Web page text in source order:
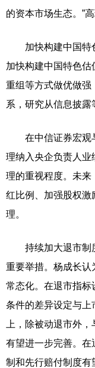
的资本市场生态。”高
加快构建中国特色
加快构建中国特色
重组等方式做优做强
系，研究从信息披露
在中信证券宏观与
理纳入央企负责人业
理的重视程度。未来
红比例、加强股权激
理。
持续加大退市制度
重要举措。杨成长
常态化。在退市指标
条件的差异设定与上
上，除被动退市外
有望进一步完善。在
制和先行赔付制度有